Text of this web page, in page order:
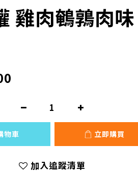
雞肉鵪鶉肉味
物車 立即購買
加入追蹤清單